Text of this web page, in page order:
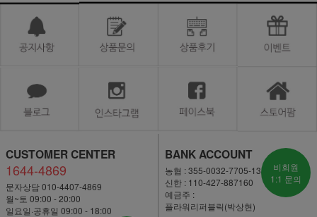
CUSTOMER CENTER
1644-4869
문자상담 010-4407-4869
월~토 09:00 - 20:00
일요일·공휴일 09:00 - 18:00
BANK ACCOUNT
농협 : 355-0032-7705-13
신한 : 110-427-887160
예금주 :
플라워리퍼블릭(박상현)
비회원
1:1 문의